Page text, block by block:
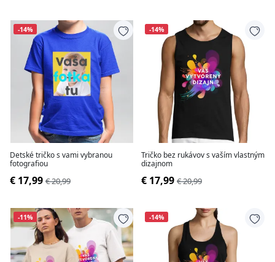
-14%
Detské tričko s vami vybranou
fotografiou
€ 17,99 € 20,99
-14%
Tričko bez rukávov s vaším vlastným
dizajnom
€ 17,99 € 20,99
-11% -14%